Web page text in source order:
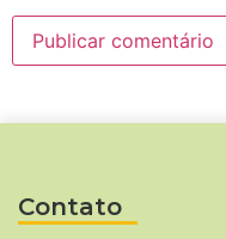
Contato